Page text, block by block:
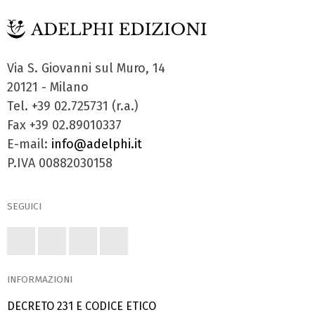
Via S. Giovanni sul Muro, 14
20121 - Milano
Tel. +39 02.725731 (r.a.)
Fax +39 02.89010337
E-mail: info@adelphi.it
P.IVA 00882030158
SEGUICI
INFORMAZIONI
DECRETO 231 E CODICE ETICO